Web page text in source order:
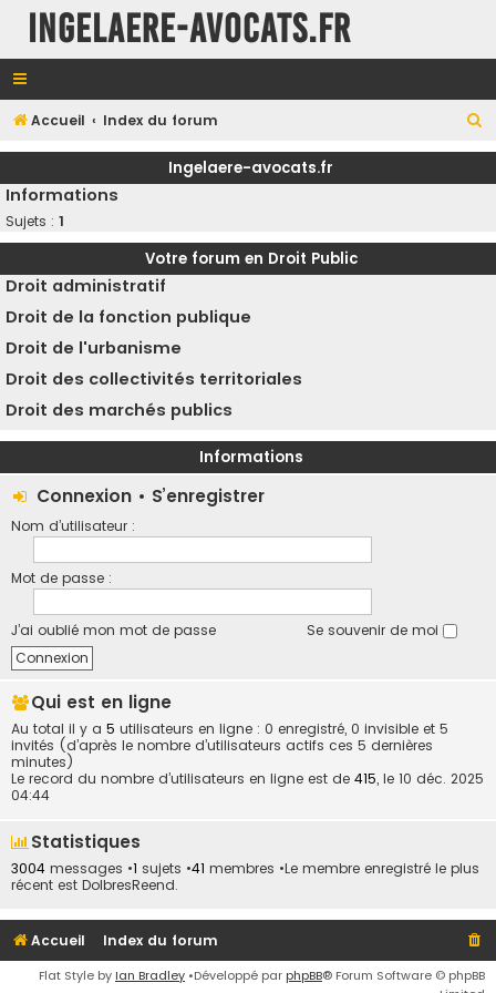
INGELAERE-AVOCATS.FR
Accueil Index du forum
e
Ingelaere-avocats.fr
Informations
Sujets : 1
Votre forum en Droit Public
Droit administratif
Droit de la fonction publique
Droit de l'urbanisme
Droit des collectivités territoriales
Droit des marchés publics
Informations
Connexion • S’enregistrer
Nom d’utilisateur :
Mot de passe :
J’ai oublié mon mot de passe Se souvenir de moi
Qui est en ligne
Au total il y a 5 utilisateurs en ligne : 0 enregistré, 0 invisible et 5
invités (d’après le nombre d’utilisateurs actifs ces 5 dernières
minutes)
Le record du nombre d’utilisateurs en ligne est de 415, le 10 déc. 2025
04:44
Statistiques
3004 messages •1 sujets •41 membres •Le membre enregistré le plus
récent est DolbresReend.
Accueil Index du forum
Flat Style by Ian Bradley •Développé par phpBB® Forum Software © phpBB